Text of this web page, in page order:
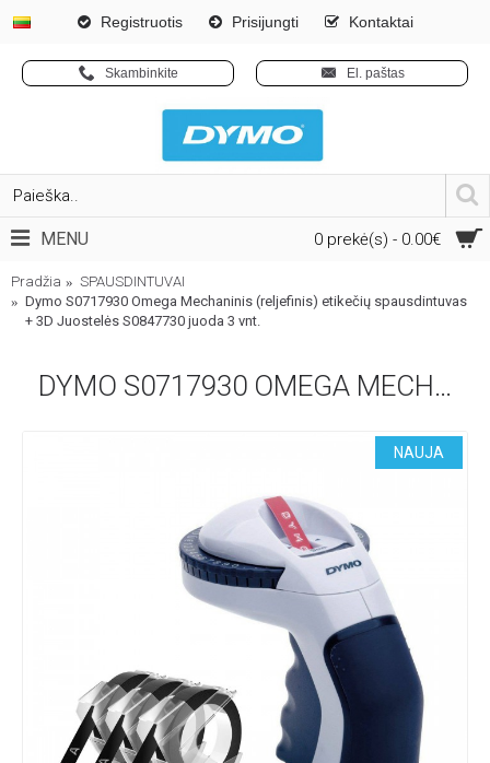
Registruotis Prisijungti Kontaktai
Skambinkite El. paštas
0 prekė(s) - 0.00€
MENU
Pradžia
SPAUSDINTUVAI
Dymo S0717930 Omega Mechaninis (reljefinis) etikečių spausdintuvas
+ 3D Juostelės S0847730 juoda 3 vnt.
DYMO S0717930 OMEGA MECHANINIS (RELJEFINIS) ETIKEČIŲ SPAUSDINTUVAS + 3D JUOSTELĖS S0847730 JUODA 3 VNT.
NAUJA